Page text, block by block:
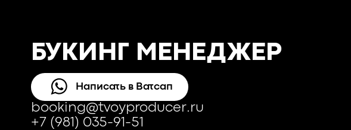
БУКИНГ МЕНЕДЖЕР
Написать в Ватсап
booking@tvoyproducer.ru
+7 (981) 035-91-51